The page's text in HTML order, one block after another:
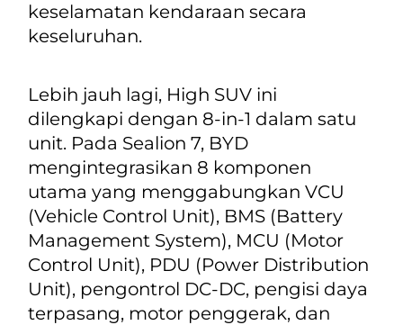
keselamatan kendaraan secara
keseluruhan.
Lebih jauh lagi, High SUV ini
dilengkapi dengan 8-in-1 dalam satu
unit. Pada Sealion 7, BYD
mengintegrasikan 8 komponen
utama yang menggabungkan VCU
(Vehicle Control Unit), BMS (Battery
Management System), MCU (Motor
Control Unit), PDU (Power Distribution
Unit), pengontrol DC-DC, pengisi daya
terpasang, motor penggerak, dan